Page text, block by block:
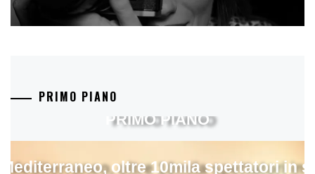
PRIMO PIANO
oltre 10mila spettatori in
PRIMO PIANO